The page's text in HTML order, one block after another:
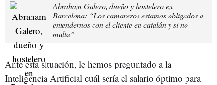
Abraham Galero, dueño y hostelero en
Barcelona: “Los camareros estamos obligados a
entendernos con el cliente en catalán y si no
multa”
Ante esta situación, le hemos preguntado a la
Inteligencia Artificial cuál sería el salario óptimo para